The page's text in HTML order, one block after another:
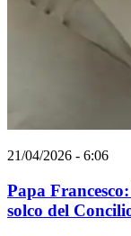
21/04/2026 - 6:06
Papa
solco del